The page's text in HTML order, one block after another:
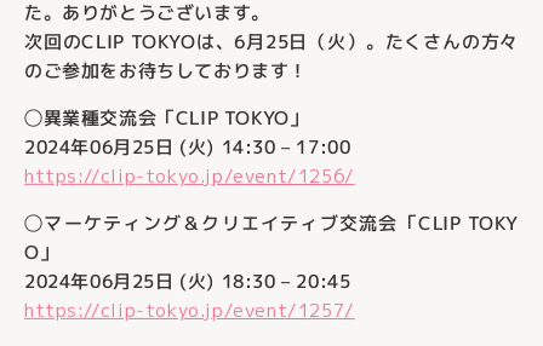
た。ありがとうございます。
次回のCLIP TOKYOは、6月25日（火）。たくさんの方々
のご参加をお待ちしております！
◯異業種交流会「CLIP TOKYO」
2024年06月25日 (火) 14:30 – 17:00
https://clip-tokyo.jp/event/1256/
◯マーケティング＆クリエイティブ交流会「CLIP TOKY
O」
2024年06月25日 (火) 18:30 – 20:45
https://clip-tokyo.jp/event/1257/